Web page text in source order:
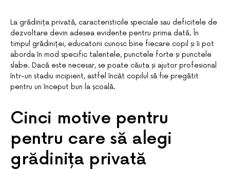
La grădinița privată, caracteristicile speciale sau deficitele de
dezvoltare devin adesea evidente pentru prima dată. În
timpul grădiniței, educatorii cunosc bine fiecare copil și îi pot
aborda în mod specific talentele, punctele forte și punctele
slabe. Dacă este necesar, se poate căuta și ajutor profesional
într-un stadiu incipient, astfel încât copilul să fie pregătit
pentru un început bun la școală.
Cinci motive pentru
pentru care să alegi
grădinița privată